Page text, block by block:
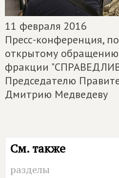
11 февраля 2016
Пресс-конференция,
открытому обращению
фракции
Председателю
Дмитрию Медведеву
См. также
разделы